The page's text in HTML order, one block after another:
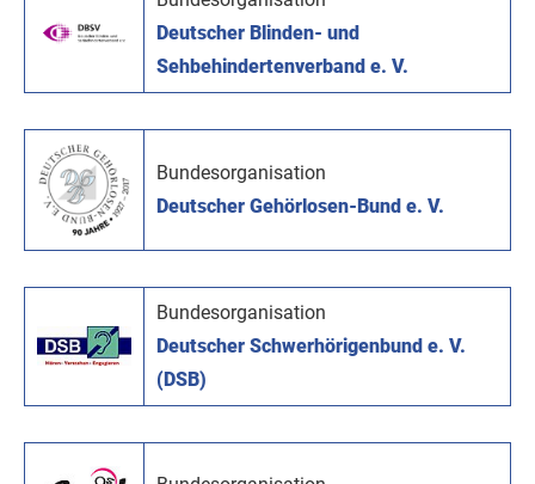
Deutscher Blinden- und
Sehbehindertenverband e. V.
Bundesorganisation
Deutscher Gehörlosen-Bund e. V.
Bundesorganisation
Deutscher Schwerhörigenbund e. V.
(DSB)